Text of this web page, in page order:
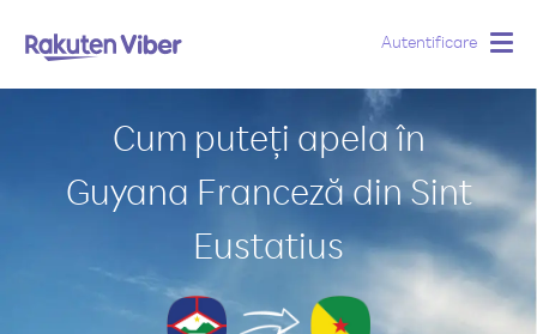
Autentificare
Cum puteți apela în
Guyana Franceză din Sint
Eustatius